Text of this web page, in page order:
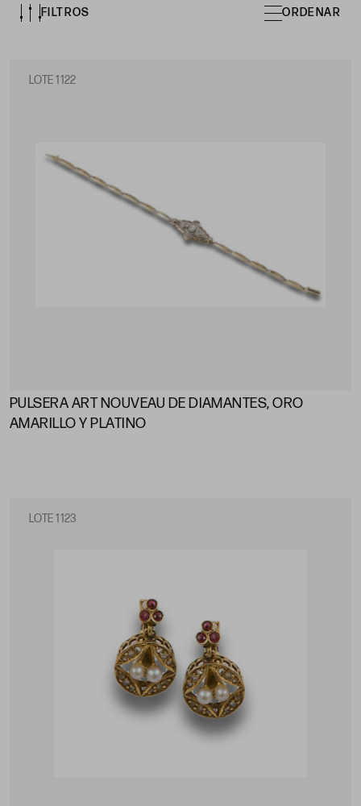
FILTROS ORDENAR
LOTE 1122
PULSERA ART NOUVEAU DE DIAMANTES, ORO
AMARILLO Y PLATINO
LOTE 1123